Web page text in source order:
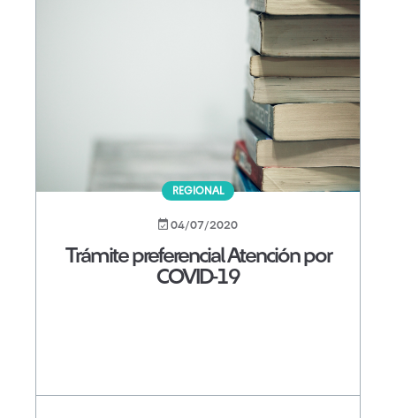
REGIONAL
04/07/2020
Trámite preferencial Atención por
COVID-19